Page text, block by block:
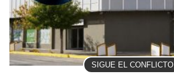
SIGUE EL CONFLICTO